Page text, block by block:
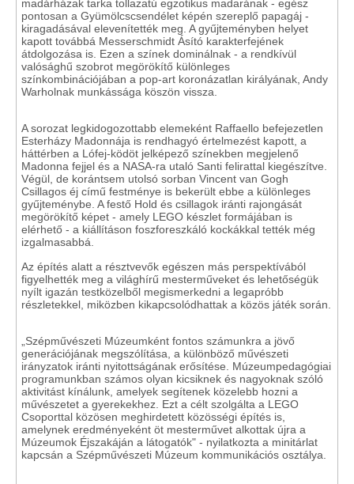
madárházak tarka tollazatú egzotikus madarának - egész
pontosan a Gyümölcscsendélet képén szereplő papagáj -
kiragadásával elevenítették meg. A gyűjteményben helyet
kapott továbbá Messerschmidt Ásító karakterfejének
átdolgozása is. Ezen a színek dominálnak - a rendkívül
valósághű szobrot megörökítő különleges
színkombinációjában a pop-art koronázatlan királyának, Andy
Warholnak munkássága köszön vissza.
A sorozat legkidogozottabb elemeként Raffaello befejezetlen
Esterházy Madonnája is rendhagyó értelmezést kapott, a
háttérben a Lófej-ködöt jelképező színekben megjelenő
Madonna fejjel és a NASA-ra utaló Santi felirattal kiegészítve.
Végül, de korántsem utolsó sorban Vincent van Gogh
Csillagos éj című festménye is bekerült ebbe a különleges
gyűjteménybe. A festő Hold és csillagok iránti rajongását
megörökítő képet - amely LEGO készlet formájában is
elérhető - a kiállításon foszforeszkáló kockákkal tették még
izgalmasabbá.
Az építés alatt a résztvevők egészen más perspektívából
figyelhették meg a világhírű mesterműveket és lehetőségük
nyílt igazán testközelből megismerkedni a legapróbb
részletekkel, miközben kikapcsolódhattak a közös játék során.
„Szépművészeti Múzeumként fontos számunkra a jövő
generációjának megszólítása, a különböző művészeti
irányzatok iránti nyitottságának erősítése. Múzeumpedagógiai
programunkban számos olyan kicsiknek és nagyoknak szóló
aktivitást kínálunk, amelyek segítenek közelebb hozni a
művészetet a gyerekekhez. Ezt a célt szolgálta a LEGO
Csoporttal közösen meghirdetett közösségi építés is,
amelynek eredményeként öt mesterművet alkottak újra a
Múzeumok Éjszakáján a látogatók" - nyilatkozta a minitárlat
kapcsán a Szépművészeti Múzeum kommunikációs osztálya.